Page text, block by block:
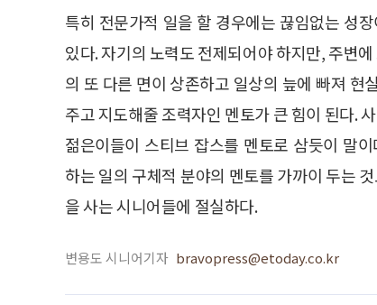
특히 전문가적 일을 할 경우에는 끊임없는 성
있다. 자기의 노력도 전제되어야 하지만, 주변
의 또 다른 면이 상존하고 일상의 늪에 빠져 현
주고 지도해줄 조력자인 멘토가 큰 힘이 된다.
젊은이들이 스티브 잡스를 멘토로 삼듯이 말
하는 일의 구체적 분야의 멘토를 가까이 두는
을 사는 시니어들에 절실하다.
변용도 시니어기자 bravopress@etoday.co.kr